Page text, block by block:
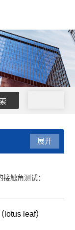
展开
触角测试：
leaf）